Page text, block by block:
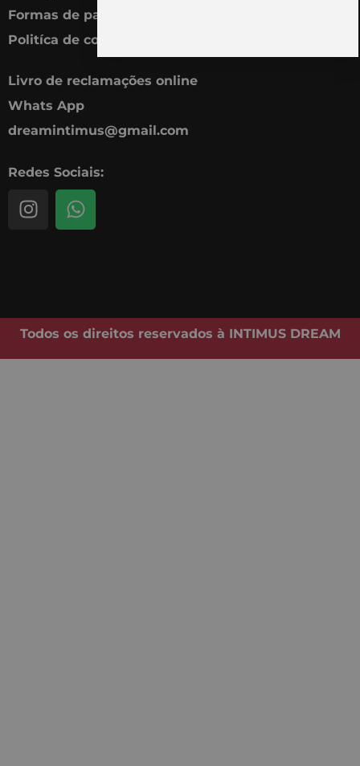
Formas de pagamento
Politíca de cookies
Livro de reclamações online
Whats App
dreamintimus@gmail.com
Redes Sociais:
I
n
r
a
m
W
h
p
p
Todos os direitos reservados à INTIMUS DREAM